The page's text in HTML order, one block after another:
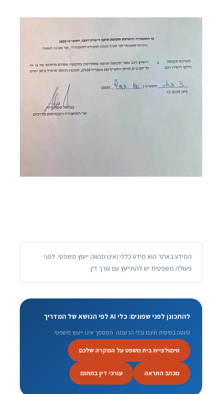
המידע באתר הוא מידע כללי ואינו מהווה ייעוץ משפטי. לפני
פעולה משפטית יש להתייעץ עם עורך דין.
להתכונן לפני שפונים: כלי AI לפי הנושא של המדריך
טיוטה בסיסית חינם ובלי הרשמה. המסמך אינו ייעוץ משפטי.
סימולציית בית משפט על המקרה שלכם
מכתב התראה עורכי דין בתחום